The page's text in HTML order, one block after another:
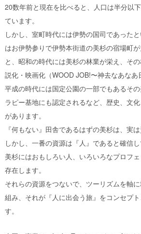
20数年前と現在を比べると、人口は半分以
ています。
しかし、室町時代には伊勢の国司であった
はお伊勢参りで伊勢本街道の美杉の宿場町
と、昭和の時代には美杉の林業が栄え、そ
説化・映画化（WOOD JOB!〜神去なあなあ
平成の時代には国定公園の一部でもあるそ
ラピー基地にも認定されるなど、歴史、文
があります。
『何もない』田舎であるはずの美杉は、実
しかし、一番の資源は『人』であると確信し
美杉にはおもしろい人、いろいろなプロフ
存在します。
それらの資源をつないで、ツーリズムを軸
組み、それが『人に出会う旅』をコンセプ
す。